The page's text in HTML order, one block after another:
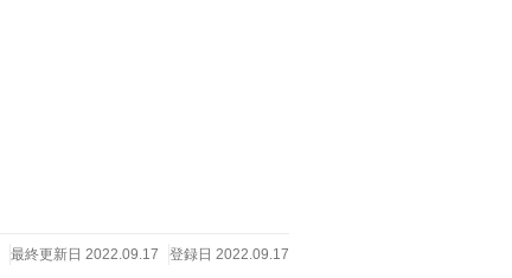
最終更新日 2022.09.17 登録日 2022.09.17